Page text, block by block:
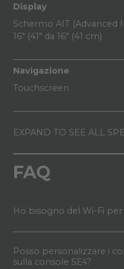
Display
Schermo AIT (Advanced
16" (41" da 16" (41 cm)
Navigazione
Touchscreen
EXPAND TO SEE ALL
FAQ
Ho bisogno del Wi-Fi per
Posso personalizzare i
sulla console SE4?